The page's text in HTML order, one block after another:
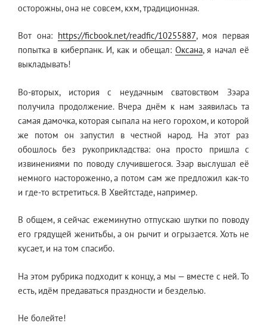
осторожны, она не совсем, кхм, традиционная.
Вот она: https://ficbook.net/readfic/10255887, моя первая
попытка в киберпанк. И, как и обещал: Оксана, я начал её
выкладывать!
Во-вторых, история с неудачным сватовством Зэара
получила продолжение. Вчера днём к нам заявилась та
самая дамочка, которая сыпала на него горохом, и которой
же потом он запустил в честной народ. На этот раз
обошлось без рукоприкладства: она просто пришла с
извинениями по поводу случившегося. Зэар выслушал её
немного настороженно, а потом сам же предложил как-то
и где-то встретиться. В Хвейтстаде, например.
В общем, я сейчас ежеминутно отпускаю шутки по поводу
его грядущей женитьбы, а он рычит и огрызается. Хоть не
кусает, и на том спасибо.
На этом рубрика подходит к концу, а мы — вместе с ней. То
есть, идём предаваться праздности и безделью.
Не болейте!